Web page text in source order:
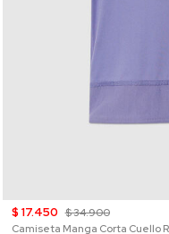
$ 17.450 $ 34.900
Camiseta Manga Corta Cuello